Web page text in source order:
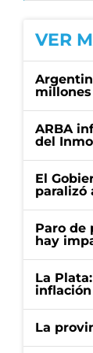
VER
millones
ARBA
del
El
paralizó
Paro de
hay
La
La